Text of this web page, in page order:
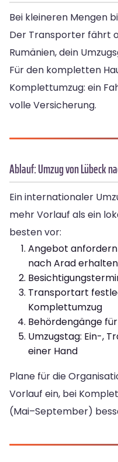
Bei kleineren Mengen
Der Transporter fährt
Rumänien, dein
Für den kompletten
Komplettumzug: ein
volle Versicherung.
Ablauf: Umzug von Lübeck
Ein internationaler
mehr Vorlauf als ein
besten vor:
Angebot anfordern
nach Arad erhalten
Transportart
Komplettumzug
Behördengänge
Umzugstag: Ein-,
einer Hand
Plane für die
Vorlauf ein, bei
(Mai–September)